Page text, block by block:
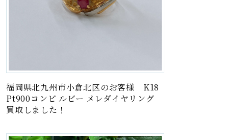
福岡県北九州市小倉北区のお客様 K18
Pt900コンビ ルビー メレダイヤリング
買取しました！